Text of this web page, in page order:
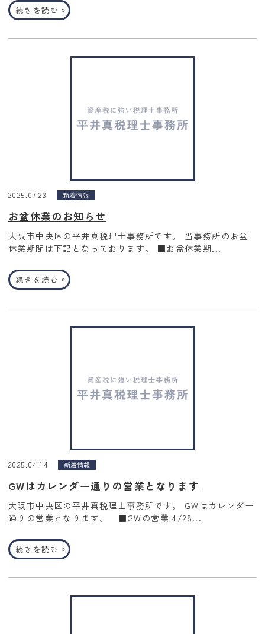
続きを読む »
2025.07.23 新着情報
お盆休業のお知らせ
大阪市中央区の平井真税理士事務所です。 当事務所のお盆
休業期間は下記となっております。 ■お盆休業期...
続きを読む »
2025.04.14 新着情報
GWはカレンダー通りの営業となります
大阪市中央区の平井真税理士事務所です。 GWはカレンダー
通りの営業となります。 ■GWの営業 4/28...
続きを読む »